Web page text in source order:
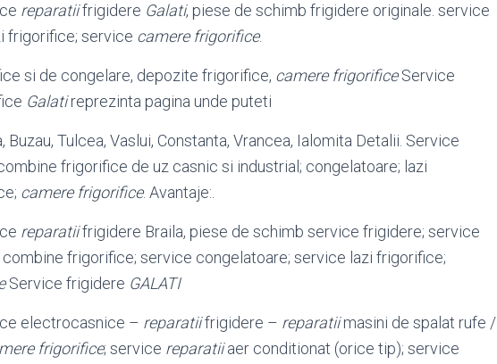
reparatiifrigidere Galati, piese de schimb frigidere originale. service
frigorifice; service camere frigorifice.
si de congelare, depozite frigorifice, camere frigorificeService
Galatireprezinta pagina unde puteti
Buzau, Tulcea, Vaslui, Constanta, Vrancea, Ialomita Detalii. Service
frigorifice de uz casnic si industrial; congelatoare; lazi
camere frigorifice. Avantaje:.
reparatiifrigidere Braila, piese de schimb service frigidere; service
frigorifice; service congelatoare; service lazi frigorifice;
Service frigidere GALATI
electrocasnice – reparatiifrigidere – reparatiimasini de spalat rufe /
frigorifice; service reparatiiaer conditionat (orice tip); service